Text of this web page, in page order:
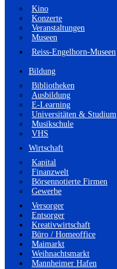
Kino
Konzerte
Veranstaltungen
Museen
Reiss-Engelhorn-Museen
Bildung
Bibliotheken
Ausbildung
E-Learning
Universitäten & Studium
Musikschule
VHS
Wirtschaft
Kapital
Finanzwelt
Börsennotierte Firmen
Gewerbe
Versorger
Entsorger
Kreativwirtschaft
Büro / Homeoffice
Maimarkt
Weihnachtsmarkt
Mannheimer Hafen